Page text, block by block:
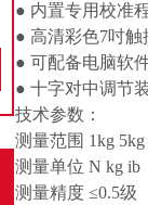
● 内置专用校准
● 高清彩色7吋
● 可配备电脑软
● 十字对中调节
技术参数：
测量范围 1kg
测量单位 N kg ib
测量精度 ≤0.5级